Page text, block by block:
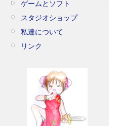
ゲームとソフト
スタジオショップ
私達について
リンク